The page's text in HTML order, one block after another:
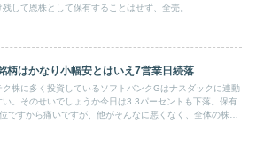
残して恩株として保有することはせず、全売。
柄はかなり小幅安とはいえ7営業日続落
ク株に多く投資しているソフトバンクGはナスダックに連動
い。そのせいでしょうか今日は3.3パーセントも下落。保有
ですから痛いですが、他がそんなに悪くなく、全体の株価